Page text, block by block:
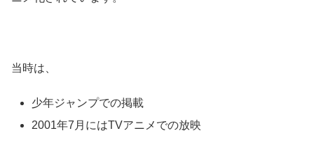
当時は、
少年ジャンプでの掲載
2001年7月にはTVアニメでの放映